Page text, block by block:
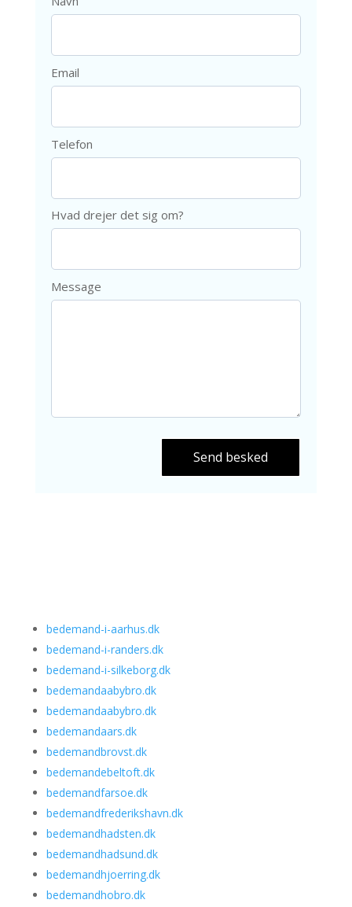
Email
Telefon
Hvad drejer det sig om?
Message
Send besked
bedemand-i-aarhus.dk
bedemand-i-randers.dk
bedemand-i-silkeborg.dk
bedemandaabybro.dk
bedemandaabybro.dk
bedemandaars.dk
bedemandbrovst.dk
bedemandebeltoft.dk
bedemandfarsoe.dk
bedemandfrederikshavn.dk
bedemandhadsten.dk
bedemandhadsund.dk
bedemandhjoerring.dk
bedemandhobro.dk